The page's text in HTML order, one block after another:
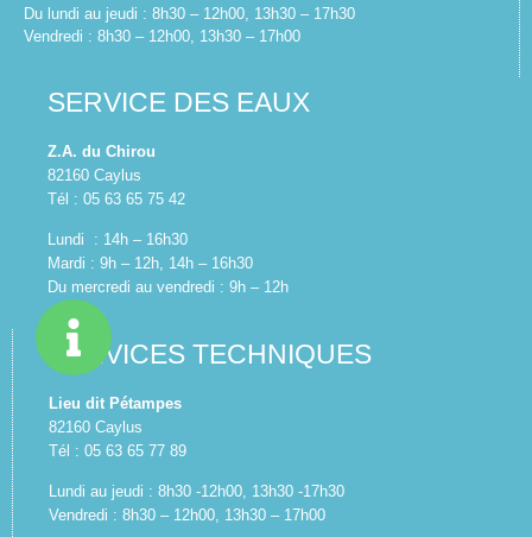
Du lundi au jeudi : 8h30 – 12h00, 13h30 – 17h30
Vendredi : 8h30 – 12h00, 13h30 – 17h00
SERVICE DES EAUX
Z.A. du Chirou
82160 Caylus
Tél : 05 63 65 75 42
Lundi : 14h – 16h30
Mardi : 9h – 12h, 14h – 16h30
Du mercredi au vendredi : 9h – 12h
SERVICES TECHNIQUES
Lieu dit Pétampes
82160 Caylus
Tél : 05 63 65 77 89
Lundi au jeudi : 8h30 -12h00, 13h30 -17h30
Vendredi : 8h30 – 12h00, 13h30 – 17h00